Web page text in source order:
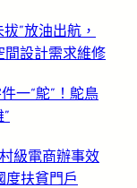
”放油出航，
間設計需求維修
一“鴕”！鴕鳥
級電商辦事效
扶貧門戶